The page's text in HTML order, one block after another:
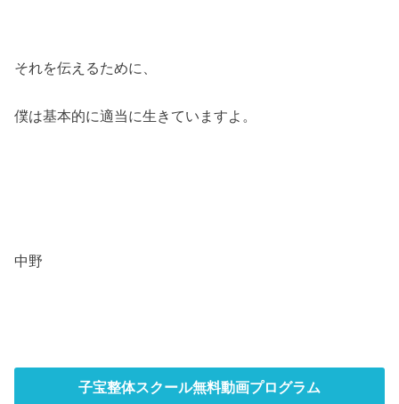
それを伝えるために、
僕は基本的に適当に生きていますよ。
中野
子宝整体スクール無料動画プログラム